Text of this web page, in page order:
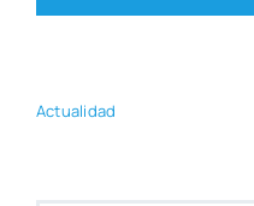
Actua­li­dad